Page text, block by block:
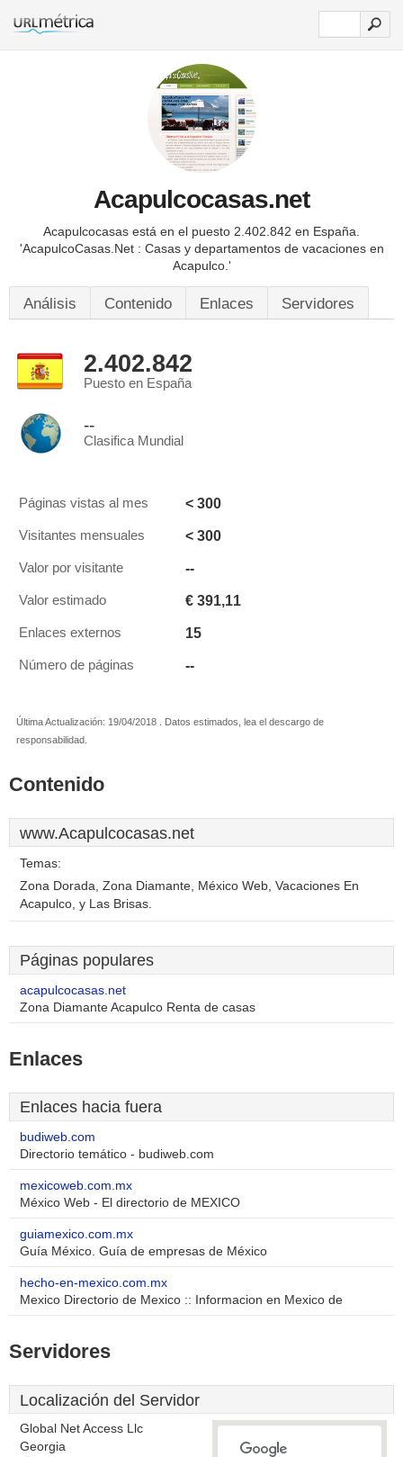
Acapulcocasas.net
Acapulcocasas está en el puesto 2.402.842 en España.
'AcapulcoCasas.Net : Casas y departamentos de vacaciones en
Acapulco.'
Análisis Contenido Enlaces Servidores
2.402.842
Puesto en España
--
Clasifica Mundial
Páginas vistas al mes < 300
Visitantes mensuales < 300
Valor por visitante --
Valor estimado € 391,11
Enlaces externos 15
Número de páginas --
Última Actualización: 19/04/2018 . Datos estimados, lea el descargo de
responsabilidad.
Contenido
www.Acapulcocasas.net
Temas:
Zona Dorada, Zona Diamante, México Web, Vacaciones En
Acapulco, y Las Brisas.
Páginas populares
acapulcocasas.net
Zona Diamante Acapulco Renta de casas
Enlaces
Enlaces hacia fuera
budiweb.com
Directorio temático - budiweb.com
mexicoweb.com.mx
México Web - El directorio de MEXICO
guiamexico.com.mx
Guía México. Guía de empresas de México
hecho-en-mexico.com.mx
Mexico Directorio de Mexico :: Informacion en Mexico de
Servidores
Localización del Servidor
Global Net Access Llc
Georgia